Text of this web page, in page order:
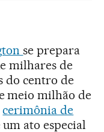
se prepara
milhares de
do centro de
meio milhão de
cerimônia de
um ato especial